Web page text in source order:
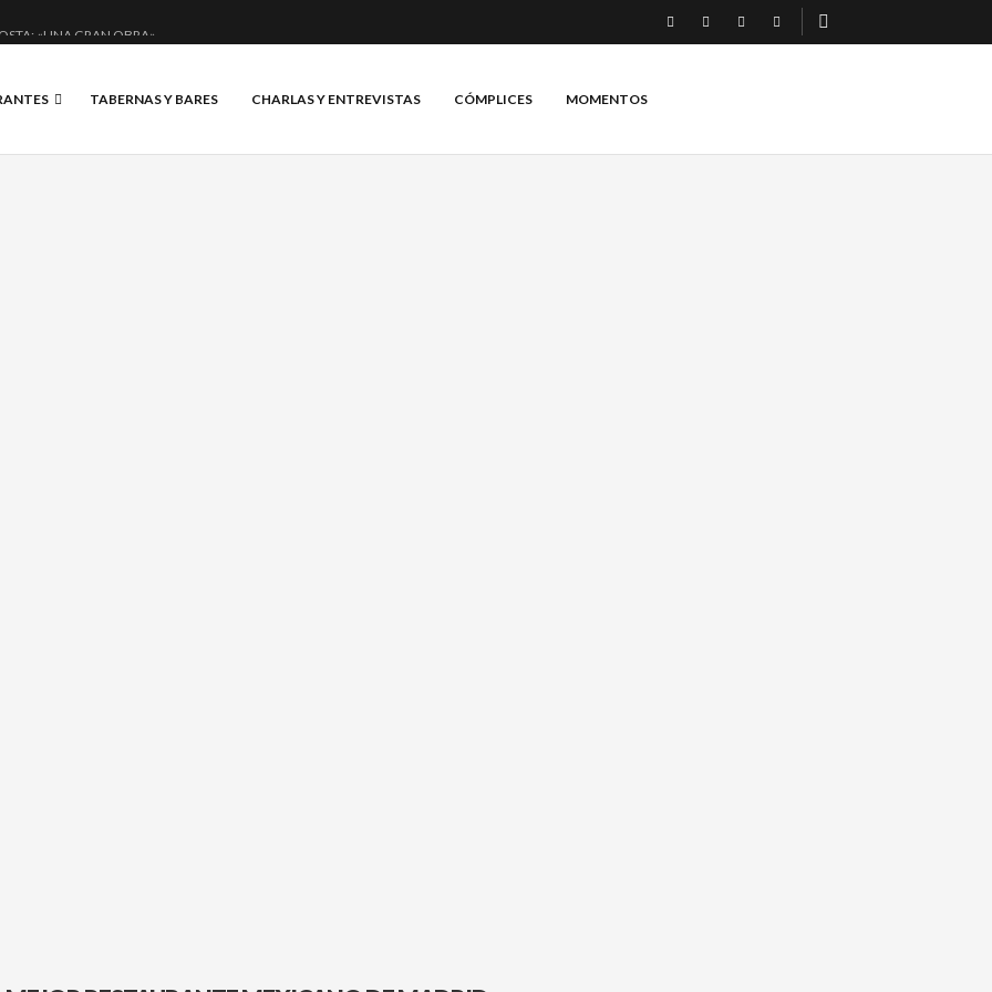
«UNA GRAN OBRA»
VINO Y BRASAS.
TABERNAS Y BARES CHARLAS Y ENTREVISTAS CÓMPLICES MOMENTOS